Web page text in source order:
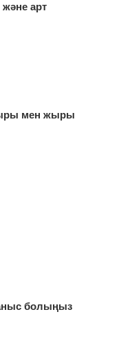
арт
мен жыры
болыңыз